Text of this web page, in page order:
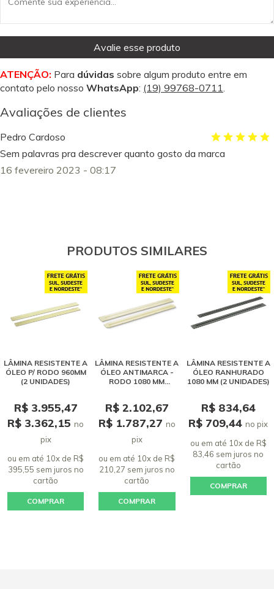
Avalie esse produto
ATENÇÃO: Para dúvidas sobre algum produto entre em
contato pelo nosso WhatsApp: (19) 99768-0711.
Avaliações de clientes
Pedro Cardoso
Sem palavras pra descrever quanto gosto da marca
16 fevereiro 2023 - 08:17
PRODUTOS SIMILARES
LÂMINA RESISTENTE A
ÓLEO P/ RODO 960MM
(2 UNIDADES)
R$ 3.955,47
R$ 3.362,15no
pix
ou em até 10x de R$
395,55 sem juros no
cartão
COMPRAR
LÂMINA RESISTENTE A
ÓLEO ANTIMARCA -
RODO 1080 MM
R$ 2.102,67
R$ 1.787,27 no
pix
ou em até 10x de R$
210,27 sem juros no
cartão
COMPRAR
LÂMINA RESISTENTE A
ÓLEO RANHURADO
1080 MM (2 UNIDADES)
R$ 834,64
R$ 709,44no pix
ou em até 10x de R$
83,46 sem jurosno
cartão
COMPRAR